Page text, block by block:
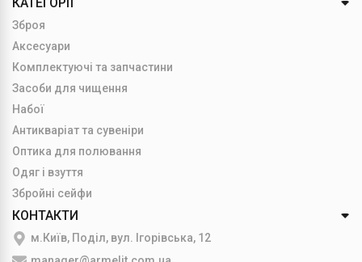
Зброя
Аксесуари
Комплектуючі та запчастини
Засоби для чищення
Набої
Антикваріат та сувеніри
Оптика для полювання
Одяг і взуття
Збройні сейфи
КОНТАКТИ
м.Київ, Поділ, вул. Ігорівська, 12